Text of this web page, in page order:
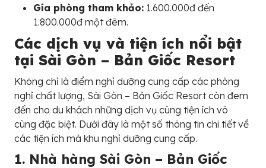
Gía phòng tham khảo: 1.600.000đ đến
1.800.000đ một đêm.
Các dịch vụ và tiện ích nổi bật
tại Sài Gòn – Bản Giốc Resort
Không chỉ là điểm nghỉ dưỡng cung cấp các phòng
nghỉ chất lượng, Sài Gòn – Bản Giốc Resort còn đem
đến cho du khách những dịch vụ cùng tiện ích vô
cùng đặc biệt. Dưới đây là một số thông tin chi tiết về
các tiện ích mà khu nghỉ dưỡng cung cấp.
1. Nhà hàng Sài Gòn – Bản Giốc